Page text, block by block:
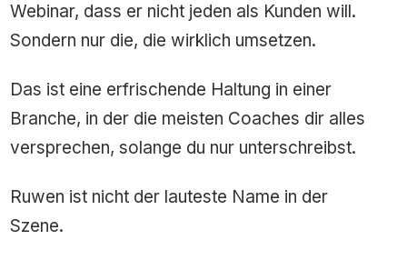
Webinar, dass er nicht jeden als Kunden will.
Sondern nur die, die wirklich umsetzen.
Das ist eine erfrischende Haltung in einer
Branche, in der die meisten Coaches dir alles
versprechen, solange du nur unterschreibst.
Ruwen ist nicht der lauteste Name in der
Szene.